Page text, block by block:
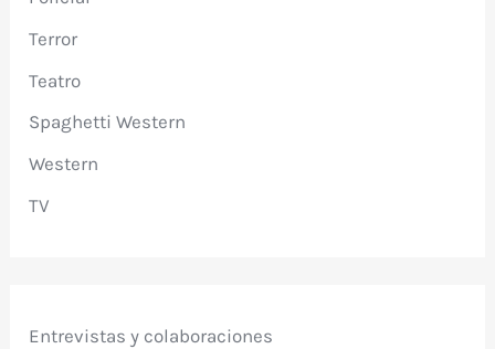
Terror
Teatro
Spaghetti Western
Western
TV
Entrevistas y colaboraciones